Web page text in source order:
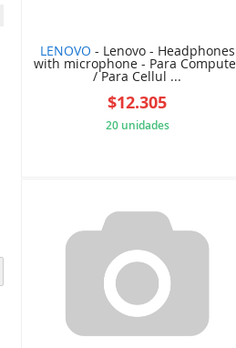
LENOVO - Lenovo - Headphones
with microphone - Para
/ Para Cellul ...
$12.305
20 unidades